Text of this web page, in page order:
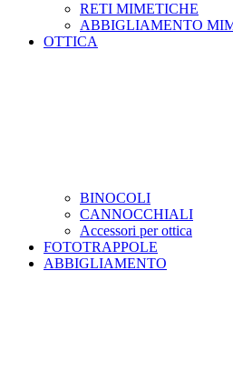
RETI MIMETICHE
ABBIGLIAMENTO
OTTICA
BINOCOLI
CANNOCCHIALI
Accessori per ottica
FOTOTRAPPOLE
ABBIGLIAMENTO